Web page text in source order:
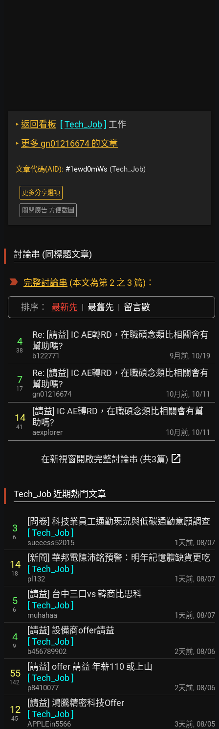
‣ 返回看板 [Tech_Job] 工作
‣ 更多 gn01216674 的文章
文章代碼(AID): #1ewd0mWs (Tech_Job)
更多分享選項
關閉廣告 方便截圖
討論串 (同標題文章)
完整討論串 (本文為第 2 之 3 篇)：
排序： 最新先 | 最舊先 | 留言數
4
38
Re: [請益] IC AE轉RD，在職碩念類比相關會有
幫助嗎?
b122771 9月前, 10/19
7
17
Re: [請益] IC AE轉RD，在職碩念類比相關會有
幫助嗎?
gn01216674 10月前, 10/11
14
41
[請益] IC AE轉RD，在職碩念類比相關會有幫
助嗎?
aexplorer 10月前, 10/11
在新視窗開啟完整討論串 (共3篇) open_in_new
Tech_Job 近期熱門文章
3
6
[問卷] 科技業員工通勤現況與低碳通勤意願調查
[Tech_Job]
success52015 1天前, 08/07
14
18
[新聞] 華邦電陳沛銘預警：明年記憶體缺貨更吃
[Tech_Job]
pl132 1天前, 08/07
5
6
[請益] 台中三口vs 韓商比思科
[Tech_Job]
muhahaa 1天前, 08/07
4
9
[請益] 設備商offer請益
[Tech_Job]
b456789902 2天前, 08/06
55
142
[請益] offer 請益 年薪110 或上山
[Tech_Job]
p8410077 2天前, 08/06
12
45
[請益] 鴻騰精密科技Offer
[Tech_Job]
APPLEin5566 3天前, 08/05